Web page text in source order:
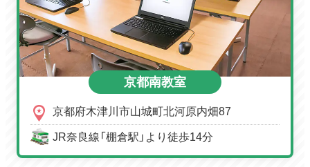
京都南教室
京都府木津川市山城町北河原内畑87
JR奈良線「棚倉駅」より徒歩14分